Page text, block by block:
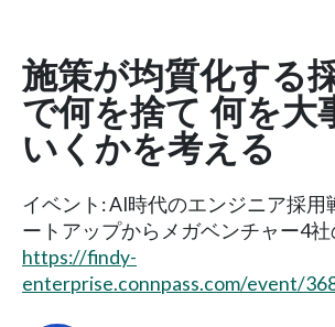
施策が均質化する
で何を捨て 何を大
いくかを考える
イベント: AI時代のエンジニア採用
ートアップからメガベンチャー4
https://findy-
enterprise.connpass.com/event/